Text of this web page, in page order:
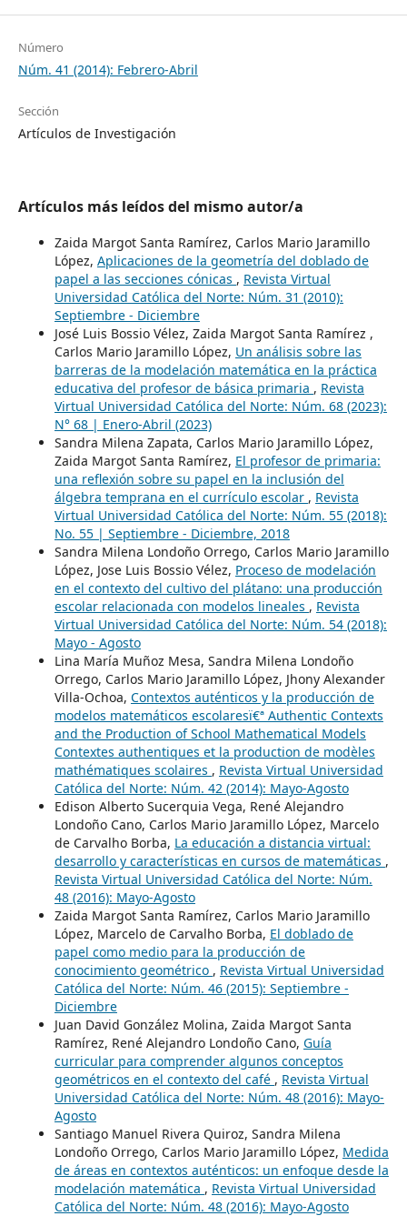
Número
Núm. 41 (2014): Febrero-Abril
Sección
Artículos de Investigación
Artículos más leídos del mismo autor/a
Zaida Margot Santa Ramírez, Carlos Mario Jaramillo
López, Aplicaciones de la geometría del doblado de
papel a las secciones cónicas , Revista Virtual
Universidad Católica del Norte: Núm. 31 (2010):
Septiembre - Diciembre
José Luis Bossio Vélez, Zaida Margot Santa Ramírez ,
Carlos Mario Jaramillo López, Un análisis sobre las
barreras de la modelación matemática en la práctica
educativa del profesor de básica primaria , Revista
Virtual Universidad Católica del Norte: Núm. 68 (2023):
N° 68 | Enero-Abril (2023)
Sandra Milena Zapata, Carlos Mario Jaramillo López,
Zaida Margot Santa Ramírez, El profesor de primaria:
una reflexión sobre su papel en la inclusión del
álgebra temprana en el currículo escolar , Revista
Virtual Universidad Católica del Norte: Núm. 55 (2018):
No. 55 | Septiembre - Diciembre, 2018
Sandra Milena Londoño Orrego, Carlos Mario Jaramillo
López, Jose Luis Bossio Vélez, Proceso de modelación
en el contexto del cultivo del plátano: una producción
escolar relacionada con modelos lineales , Revista
Virtual Universidad Católica del Norte: Núm. 54 (2018):
Mayo - Agosto
Lina María Muñoz Mesa, Sandra Milena Londoño
Orrego, Carlos Mario Jaramillo López, Jhony Alexander
Villa-Ochoa, Contextos auténticos y la producción de
modelos matemáticos escolaresï€ª Authentic Contexts
and the Production of School Mathematical Models
Contextes authentiques et la production de modèles
mathématiques scolaires , Revista Virtual Universidad
Católica del Norte: Núm. 42 (2014): Mayo-Agosto
Edison Alberto Sucerquia Vega, René Alejandro
Londoño Cano, Carlos Mario Jaramillo López, Marcelo
de Carvalho Borba, La educación a distancia virtual:
desarrollo y características en cursos de matemáticas ,
Revista Virtual Universidad Católica del Norte: Núm.
48 (2016): Mayo-Agosto
Zaida Margot Santa Ramírez, Carlos Mario Jaramillo
López, Marcelo de Carvalho Borba, El doblado de
papel como medio para la producción de
conocimiento geométrico , Revista Virtual Universidad
Católica del Norte: Núm. 46 (2015): Septiembre -
Diciembre
Juan David González Molina, Zaida Margot Santa
Ramírez, René Alejandro Londoño Cano, Guía
curricular para comprender algunos conceptos
geométricos en el contexto del café , Revista Virtual
Universidad Católica del Norte: Núm. 48 (2016): Mayo-
Agosto
Santiago Manuel Rivera Quiroz, Sandra Milena
Londoño Orrego, Carlos Mario Jaramillo López, Medida
de áreas en contextos auténticos: un enfoque desde la
modelación matemática , Revista Virtual Universidad
Católica del Norte: Núm. 48 (2016): Mayo-Agosto